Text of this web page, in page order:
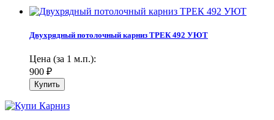
Двухрядный потолочный карниз ТРЕК 492 УЮТ
Цена (за 1 м.п.):
900 ₽